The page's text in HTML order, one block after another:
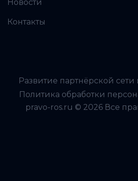
Новости
Контакты
Развитие партнёрской
Политика обработки
pravo-ros.ru © 2026 Все